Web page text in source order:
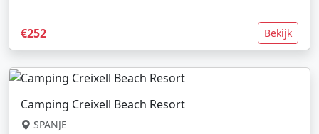
€252 Bekijk
Camping Creixell Beach Resort
SPANJE